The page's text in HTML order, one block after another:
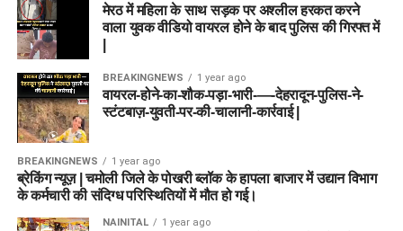
मेरठ में महिला के साथ सड़क पर अश्लील हरकत करने
वाला युवक वीडियो वायरल होने के बाद पुलिस की गिरफ्त में
BREAKINGNEWS 1 year ago
वायरल-होने-का-शौक-पड़ा-भारी-—-देहरादून-पुलिस-ने-
स्टंटबाज़-युवती-पर-की-चालानी-कार्रवाई |
BREAKINGNEWS 1 year ago
ब्रेकिंग न्यूज़ | चमोली जिले के पोखरी ब्लॉक के हापला बाजार में उद्यान विभाग
के कर्मचारी की संदिग्ध परिस्थितियों में मौत हो गई।
NAINITAL 1 year ago